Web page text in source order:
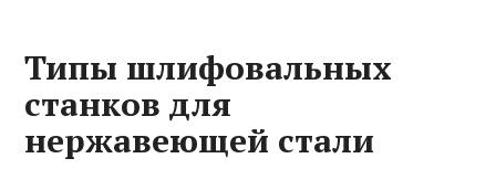
Типы шлифовальных
станков для
нержавеющей стали